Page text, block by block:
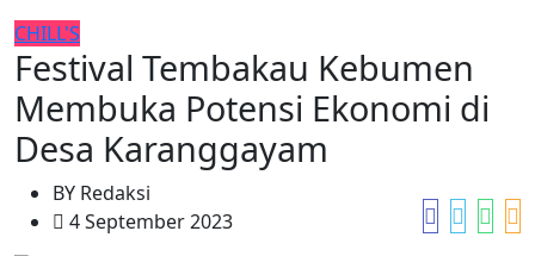
CHILL'S
Festival Tembakau Kebumen
Membuka Potensi Ekonomi di
Desa Karanggayam
BY Redaksi
4 September 2023